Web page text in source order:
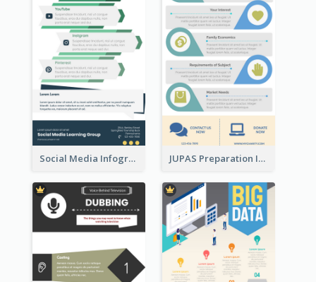
Social Media Infographic JUPAS Preparation Infographic